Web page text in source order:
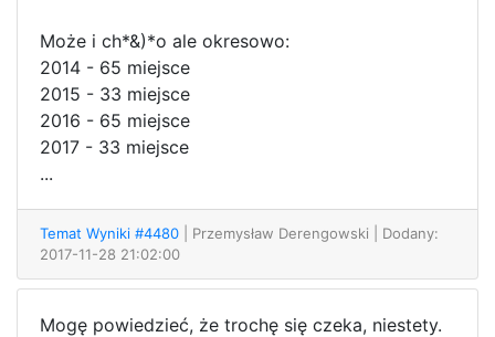
Może i ch*&)*o ale okresowo:
2014 - 65 miejsce
2015 - 33 miejsce
2016 - 65 miejsce
2017 - 33 miejsce
...
Temat Wyniki #4480 | Przemysław Derengowski
| Dodany:
2017-11-28 21:02:00
Mogę powiedzieć, że trochę się czeka, niestety.